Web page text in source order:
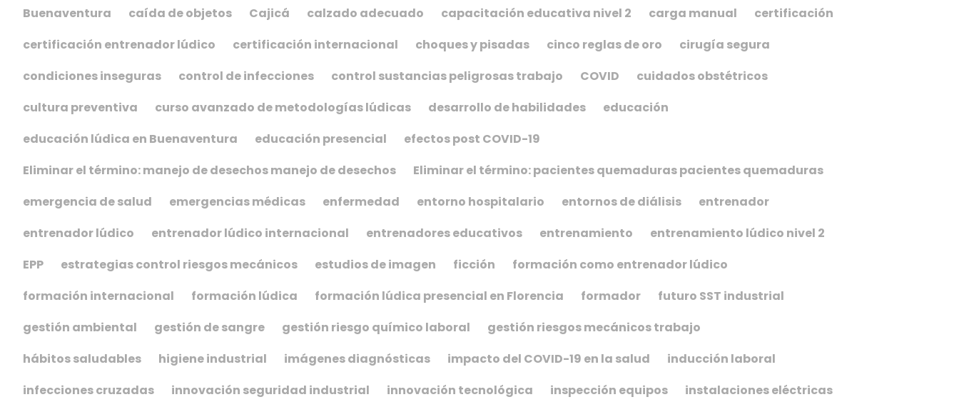
Buenaventura
caída de objetos Cajicá calzado adecuado capacitación educativa nivel 2 carga manual
certificación
certificación entrenador lúdico
certificación internacional choques y pisadas cinco reglas de oro
cirugía segura
condiciones inseguras
control de infecciones control sustancias peligrosas trabajo COVID
cuidados obstétricos
cultura preventiva
curso avanzado de metodologías lúdicas desarrollo de habilidades
educación
educación lúdica en Buenaventura
educación presencial
efectos post COVID-19
Eliminar el término: manejo de desechos manejo de desechos
Eliminar el término: pacientes quemaduras pacientes quemaduras
emergencia de salud
emergencias médicas enfermedad entorno hospitalario entornos de diálisis
entrenador
entrenador lúdico
entrenador lúdico internacional entrenadores educativos entrenamiento
entrenamiento lúdico nivel 2
EPP
estrategias control riesgos mecánicos estudios de imagen ficción
formación como entrenador lúdico
formación internacional
formación lúdica formación lúdica presencial en Florencia formador
futuro SST industrial
gestión ambiental
gestión de sangre gestión riesgo químico laboral
gestión riesgos mecánicos trabajo
hábitos saludables
higiene industrial imágenes diagnósticas impacto del COVID-19 en la salud
inducción laboral
infecciones cruzadas
innovación seguridad industrial innovación tecnológica inspección equipos
instalaciones eléctricas